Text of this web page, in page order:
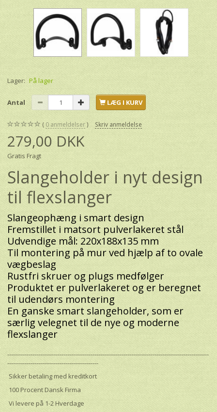
Lager: På lager
Antal LÆG I KURV
0 anmeldelser Skriv anmeldelse
279,00 DKK
Gratis Fragt
Slangeholder i nyt design
til flexslanger
Slangeophæng i smart design
Fremstillet i matsort pulverlakeret stål
Udvendige mål: 220x188x135 mm
Til montering på mur ved hjælp af to ovale
vægbeslag
Rustfri skruer og plugs medfølger
Produktet er pulverlakeret og er beregnet
til udendørs montering
En ganske smart slangeholder, som er
særlig velegnet til de nye og moderne
flexslanger
--------------------------------------------------------------------------------------------------------
-----------------------------------------------
Sikker betaling med kreditkort
100 Procent Dansk Firma
Vi levere på 1-2 Hverdage